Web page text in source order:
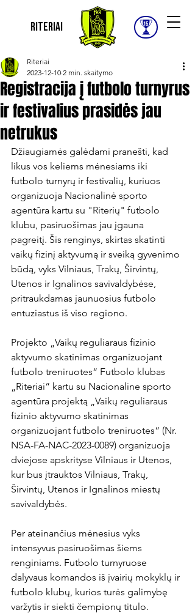
Riteriai
Registracija į futbolo turnyrus
ir festivalius prasidės jau
netrukus
Riteriai
2023-12-10 2 min. skaitymo
Džiaugiamės galėdami pranešti, kad
likus vos keliems mėnesiams iki
futbolo turnyrų ir festivalių, kuriuos
organizuoja Nacionalinė sporto
agentūra kartu su "Riterių" futbolo
klubu, pasiruošimas jau įgauna
pagreitį. Šis renginys, skirtas skatinti
vaikų fizinį aktyvumą ir sveiką gyvenimo
būdą, vyks Vilniaus, Trakų, Širvintų,
Utenos ir Ignalinos savivaldybėse,
pritraukdamas jaunuosius futbolo
entuziastus iš viso regiono.
Projekto „Vaikų reguliaraus fizinio
aktyvumo skatinimas organizuojant
futbolo treniruotes“ Futbolo klubas
„Riteriai“ kartu su Nacionaline sporto
agentūra projektą „Vaikų reguliaraus
fizinio aktyvumo skatinimas
organizuojant futbolo treniruotes“ (Nr.
NSA-FA-NAC-2023-0089) organizuoja
dviejose apskrityse Vilniaus ir Utenos,
kur bus įtrauktos Vilniaus, Trakų,
Širvintų, Utenos ir Ignalinos miestų
savivaldybės.
Per ateinančius mėnesius vyks
intensyvus pasiruošimas šiems
renginiams. Futbolo turnyruose
dalyvaus komandos iš įvairių mokyklų ir
futbolo klubų, kurios turės galimybę
varžytis ir siekti čempionų titulo.